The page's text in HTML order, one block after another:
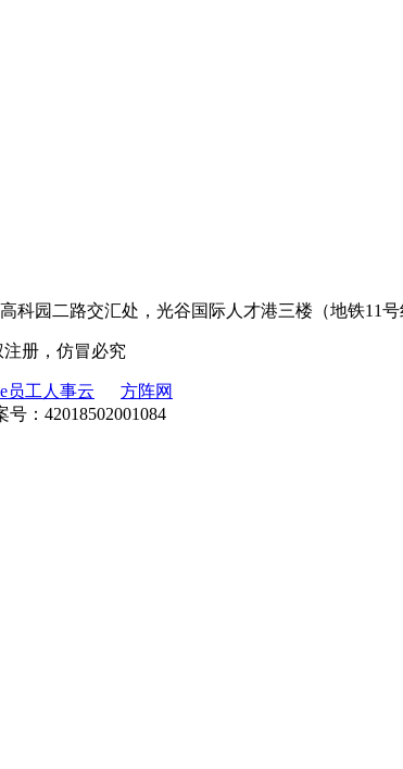
科园二路交汇处，光谷国际人才港三楼（地铁11号
册，仿冒必究
e员工人事云
方阵网
号：42018502001084